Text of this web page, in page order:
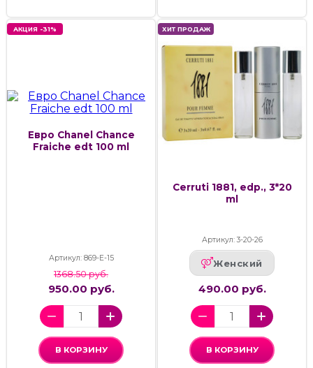
АКЦИЯ -31%
Евро Chanel Chance
Fraiche edt 100 ml
Артикул: 869-Е-15
1368.50 руб.
950.00 руб.
В КОРЗИНУ
ХИТ ПРОДАЖ
Cerruti 1881, edp., 3*20
ml
Артикул: 3-20-26
Женский
490.00 руб.
В КОРЗИНУ